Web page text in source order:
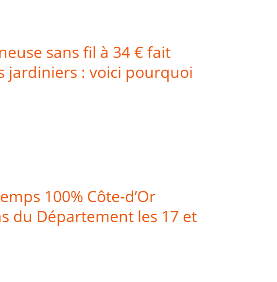
sans fil à 34 € fait
jardiniers : voici pourquoi
100% Côte-d’Or
du Département les 17 et